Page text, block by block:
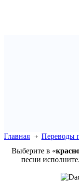
Главная Переводы
Выберите в «
песни